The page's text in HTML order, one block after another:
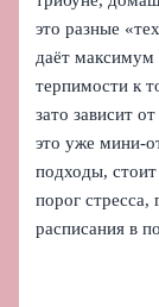
это разные
даёт максимум
терпимости к
зато зависит
это уже мини-
подходы,
порог
расписания в